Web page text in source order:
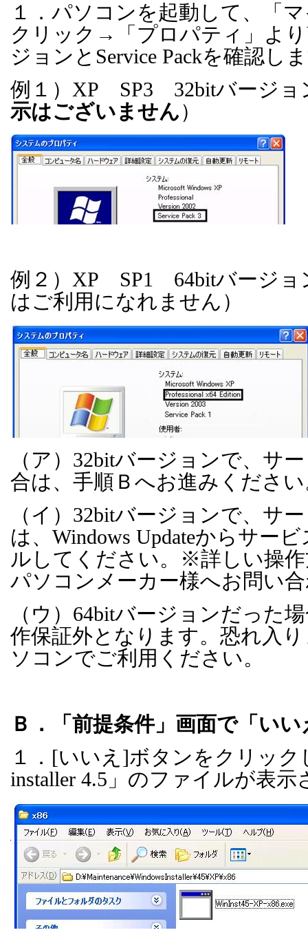
１．パソコンを起動して、「
クリック→「プロパティ」より
ジョンと Service Packを確認し
例１） XP SP3 32bitバージョ
示はございません）
例２） XP SP1 64bitバージョ
はご利用になれません）
（ア） 32bitバージョンで、サ
合は、手順Ｂへお進みくださ
（イ） 32bitバージョンで、サ
は、 Windows Updateからサービ
ルしてください。※詳しい操
パソコンメーカー様へお問い
（ウ） 64bitバージョンだった
作保証外となります。恐れ入
ソコンでご利用ください。
Ｂ．「前提条件」画面で「い
１． [いいえ ]ボタンをクリック
installer 4.5 」のファイルが表示